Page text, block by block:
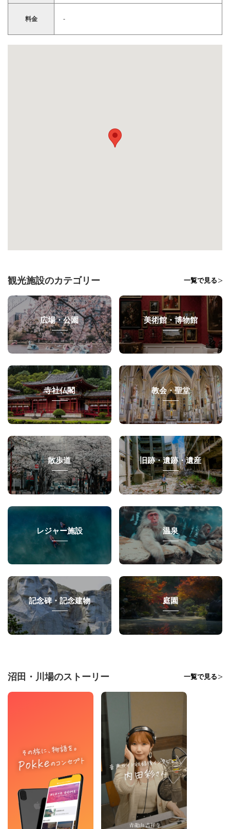
料金 -
観光施設のカテゴリー 一覧で見る
広場・公園 美術館・博物館
寺社仏閣 教会・聖堂
散歩道 旧跡・遺跡・遺産
レジャー施設 温泉
記念碑・記念建物 庭園
沼田・川場のストーリー 一覧で見る